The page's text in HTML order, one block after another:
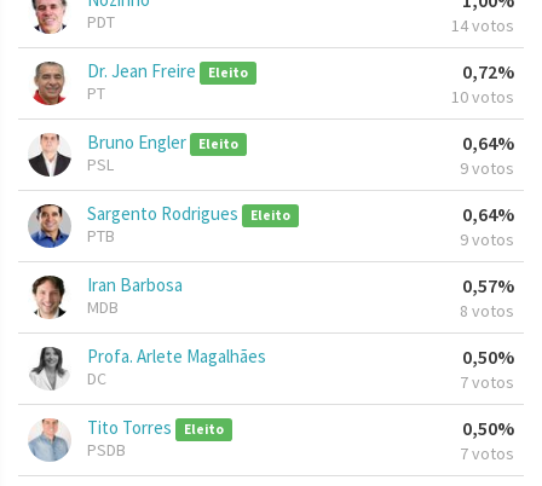
PDT 14 votos
Dr. Jean Freire Eleito
PT
0,72%
10 votos
Bruno Engler Eleito
PSL
0,64%
9 votos
Sargento Rodrigues Eleito
PTB
0,64%
9 votos
Iran Barbosa
MDB
0,57%
8 votos
Profa. Arlete Magalhães
DC
0,50%
7 votos
Tito Torres Eleito
PSDB
0,50%
7 votos